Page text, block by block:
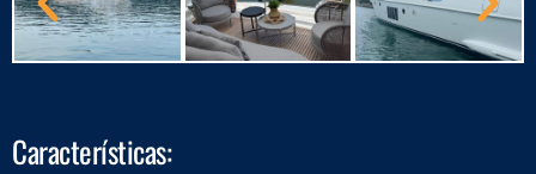
Características: